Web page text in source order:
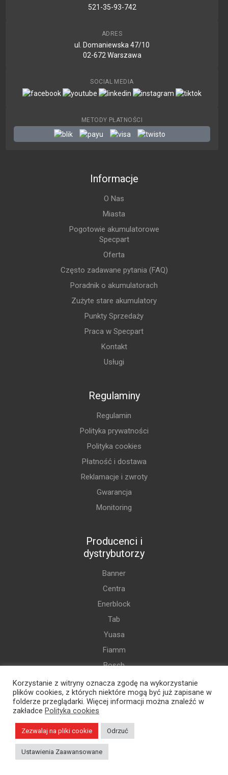
521-35-93-742
ADRES
ul. Domaniewska 47/10
02-672 Warszawa
SOCIAL MEDIA
METODY PŁATNOŚCI
Informacje
O Nas
Miasta
Pogotowie akumulatorowe
Specpart
Oferta
Często zadawane pytania (FAQ)
Poradnik o akumulatorach
Zużyte stare akumulatory
Punkty Sprzedaży
Praca w Specpart
Kontakt
Usługi
Regulaminy
Regulamin
Polityka prywatności
Polityka cookies
Płatność i dostawa
Reklamacje i zwroty
Gwarancja
Monitoring
Producenci i
dystrybutorzy
Banner
Centra
Enerblock
Tab
Yuasa
Fiamm
Bosch
Exide
Grom
i więcej
Korzystanie z witryny oznacza zgodę na wykorzystanie
plików cookies, z których niektóre mogą być już zapisane w
folderze przeglądarki. Więcej informacji można znaleźć w
zakładce Polityka cookies
Zezwalaj na pliki cookie Odrzuć
Ustawienia Zaawansowane